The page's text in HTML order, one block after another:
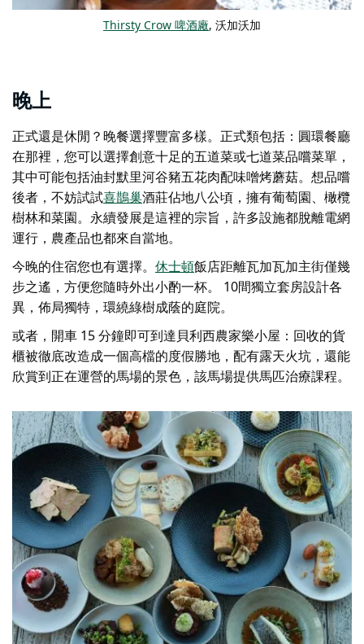
Thirsty Crow 啤酒廠, 沃加沃加
晚上
正式還是休閒？晚餐選擇豐富多樣。正式類包括： 圓環餐廳
在那裡，您可以選擇創意十足的五道菜或七道菜品嚐菜單，
其中可能包括油封默里河谷豬五花肉配味噌烤蘑菇。想品嚐
後者，不妨試試喜鵲巢酒莊佔地八公頃，擁有葡萄園、橄欖
樹林和菜園。永續發展是這裡的宗旨，許多設施都脫離電網
運行，農產品也都來自當地。
今晚的住宿您也有選擇。 休士頓飯店距離瓦加瓦加主街僅幾
步之遙，方便您隨時外出小酌一杯。 10間獨立套房設計各
異，佈局獨特，環繞綠樹成蔭的庭院。
或者，開車 15 分鐘即可到達貝利西農家樂小屋 ：回收的貨
櫃被徹底改造成一個高檔的度假勝地，配有露天火坑，還能
欣賞到正在運營的馬場的景色，該馬場提供馬匹治療課程。